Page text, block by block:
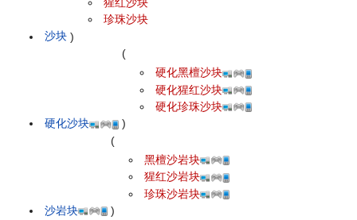
沙块
珍珠沙块
)
硬化沙块
(
硬化黑檀沙块
硬化猩红沙块
硬化珍珠沙块
)
沙岩块
(
黑檀沙岩块
猩红沙岩块
珍珠沙岩块
)